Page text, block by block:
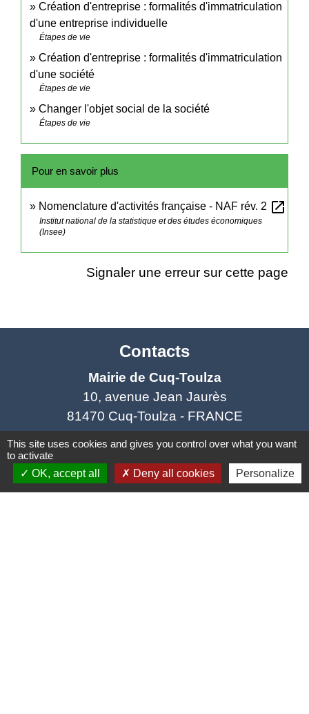
Création d'entreprise : formalités d'immatriculation
d'une entreprise individuelle
Étapes de vie
Création d'entreprise : formalités d'immatriculation
d'une société
Étapes de vie
Changer l'objet social de la société
Étapes de vie
Pour en savoir plus
Nomenclature d'activités française - NAF rév. 2 open_in_new
Institut national de la statistique et des études économiques
(Insee)
Signaler une erreur sur cette page
Contacts
Mairie de Cuq-Toulza
10, avenue Jean Jaurès
81470 Cuq-Toulza - FRANCE
+33 5 63 75 71 17
This site uses cookies and gives you control over what you want
to activate
OK, accept all
Deny all cookies Personalize